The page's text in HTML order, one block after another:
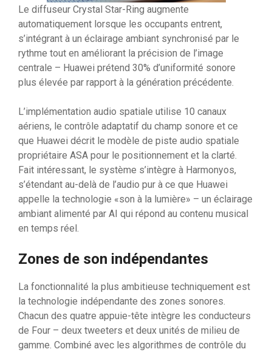
Le diffuseur Crystal Star-Ring augmente
automatiquement lorsque les occupants entrent,
s’intégrant à un éclairage ambiant synchronisé par le
rythme tout en améliorant la précision de l’image
centrale – Huawei prétend 30% d’uniformité sonore
plus élevée par rapport à la génération précédente.
L’implémentation audio spatiale utilise 10 canaux
aériens, le contrôle adaptatif du champ sonore et ce
que Huawei décrit le modèle de piste audio spatiale
propriétaire ASA pour le positionnement et la clarté.
Fait intéressant, le système s’intègre à Harmonyos,
s’étendant au-delà de l’audio pur à ce que Huawei
appelle la technologie «son à la lumière» – un éclairage
ambiant alimenté par AI qui répond au contenu musical
en temps réel.
Zones de son indépendantes
La fonctionnalité la plus ambitieuse techniquement est
la technologie indépendante des zones sonores.
Chacun des quatre appuie-tête intègre les conducteurs
de Four – deux tweeters et deux unités de milieu de
gamme. Combiné avec les algorithmes de contrôle du